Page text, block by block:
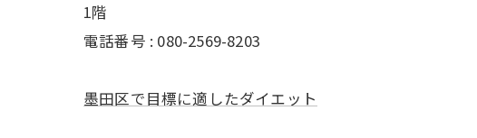
1階
電話番号 : 080-2569-8203
墨田区で目標に適したダイエット